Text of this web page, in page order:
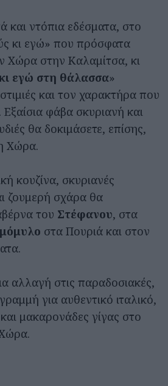
και ντόπια εδέσματα, στο
κι εγώ» που πρόσφατα
Χώρα στην Καλαμίτσα, κι
εγώ στη θάλασσα»
και τον χαρακτήρα που
φάβα σκυριανή και
θα δοκιμάσετε, επίσης,
Χώρα.
κουζίνα, σκυριανές
ζουμερή σχάρα θα
του Στέφανου, στα
στα Πουριά και στον
αλλαγή στις παραδοσιακές,
για αυθεντικό ιταλικό,
μακαρονάδες γίγας στο